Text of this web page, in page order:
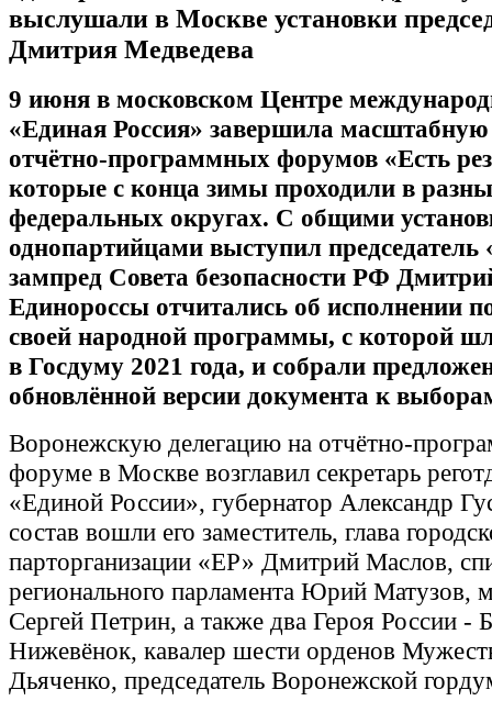
выслушали в Москве установки
Дмитрия Медведева
9 июня в московском Центре
«Единая Россия» завершила
отчётно-программных форумов «Есть
которые с конца зимы проходили в
федеральных округах. С общими
однопартийцами выступил председатель
зампред Совета безопасности РФ
Единороссы отчитались об исполнении
своей народной программы, с которой
в Госдуму 2021 года, и собрали
обновлённой версии документа к
Воронежскую делегацию на отчётно-
форуме в Москве возглавил секретарь
«Единой России», губернатор Александр
состав вошли его заместитель, глава
парторганизации «ЕР» Дмитрий Маслов,
регионального парламента Юрий Матузов,
Сергей Петрин, а также два Героя России -
Нижевёнок, кавалер шести орденов
Дьяченко, председатель Воронежской